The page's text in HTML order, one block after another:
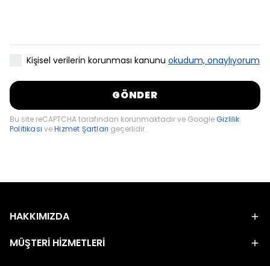
Kişisel verilerin korunması kanunu okudum, onaylıyorum
GÖNDER
Bu site reCAPTCHA tarafından korunmaktadır ve GoogleGizlilik
PolitikasıveHizmet Şartları geçerlidir.
HAKKIMIZDA
MÜŞTERİ HİZMETLERİ